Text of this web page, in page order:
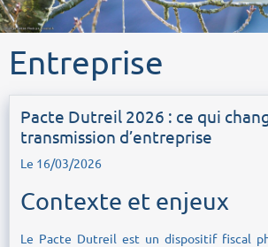
Entreprise
Pacte Dutreil 2026 : ce qui
transmission d’entreprise
Le 16/03/2026
Contexte et enjeux
Le Pacte Dutreil est un dispositif fiscal